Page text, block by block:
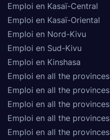
Emploi en Kasaï-Central
Emploi en Kasaï-Oriental
Emploi en Nord-Kivu
Emploi en Sud-Kivu
Emploi en Kinshasa
Emploi en all the provinces
Emploi en all the provinces
Emploi en all the provinces
Emploi en all the provinces
Emploi en all the provinces